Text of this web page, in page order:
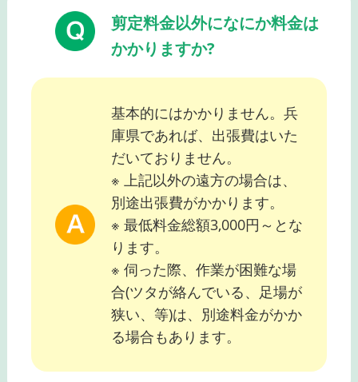
剪定料金以外になにか料金は
かかりますか?
基本的にはかかりません。兵
庫県であれば、出張費はいた
だいておりません。
※ 上記以外の遠方の場合は、
別途出張費がかかります。
※ 最低料金総額3,000円～とな
ります。
※ 伺った際、作業が困難な場
合(ツタが絡んでいる、足場が
狭い、等)は、別途料金がかか
る場合もあります。